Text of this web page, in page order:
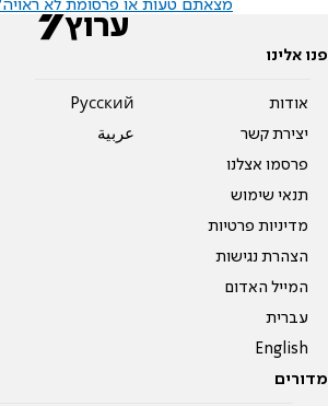
מצאתם טעות או פרסומת לא ראויה?
פנו אלינו
אודות
יצירת קשר
פרסמו אצלנו
תנאי שימוש
מדיניות פרטיות
הצהרת נגישות
המייל האדום
עברית
English
Pусский
عربية
מדורים